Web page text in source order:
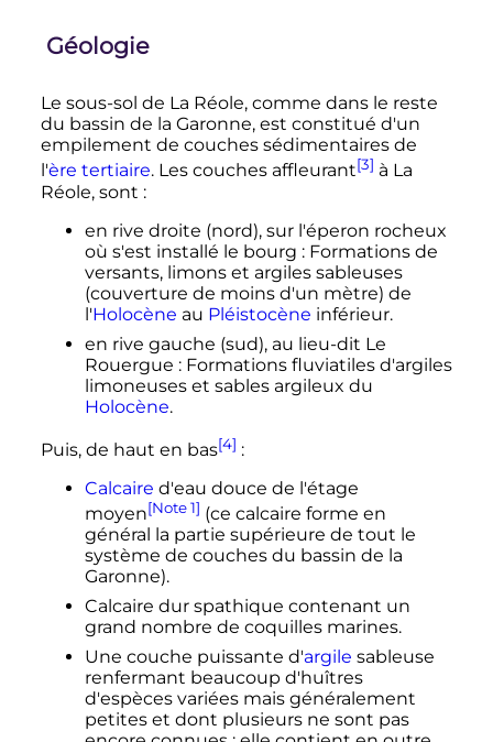
Géologie
Le sous-sol de La Réole, comme dans le reste
du bassin de la Garonne, est constitué d'un
empilement de couches sédimentaires de
l'ère tertiaire. Les couches affleurant[3] à La
Réole, sont :
en rive droite (nord), sur l'éperon rocheux
où s'est installé le bourg : Formations de
versants, limons et argiles sableuses
(couverture de moins d'un mètre) de
l'Holocène au Pléistocène inférieur.
en rive gauche (sud), au lieu-dit Le
Rouergue : Formations fluviatiles d'argiles
limoneuses et sables argileux du
Holocène.
Puis, de haut en bas[4] :
Calcaire d'eau douce de l'étage
moyen[Note 1] (ce calcaire forme en
général la partie supérieure de tout le
système de couches du bassin de la
Garonne).
Calcaire dur spathique contenant un
grand nombre de coquilles marines.
Une couche puissante d'argile sableuse
renfermant beaucoup d'huîtres
d'espèces variées mais généralement
petites et dont plusieurs ne sont pas